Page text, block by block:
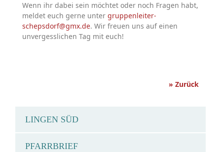
Wenn ihr dabei sein möchtet oder noch Fragen habt,
meldet euch gerne unter gruppenleiter-
schepsdorf@gmx.de. Wir freuen uns auf einen
unvergesslichen Tag mit euch!
» Zurück
LINGEN SÜD
PFARRBRIEF